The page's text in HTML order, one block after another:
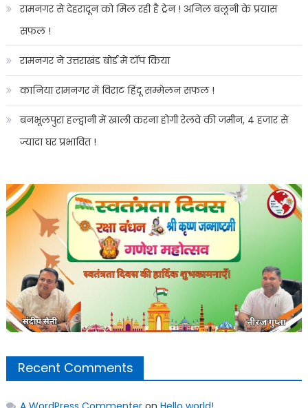
रामनगर से देहरादून को मिल रही है ट्रेन ! अनिल बलूनी के प्रयास
सफल !
रामनगर ने उत्तराखंड बोर्ड में टॉप किया
कानिया रामनगर में विराट हिंदू सम्मेलन सफल !
बनभूलपुरा हल्द्वानी में खाली करना होगी रेलवे की जमीन, 4 हजार से
ज्यादा घर प्रभावित !
Recent Comments